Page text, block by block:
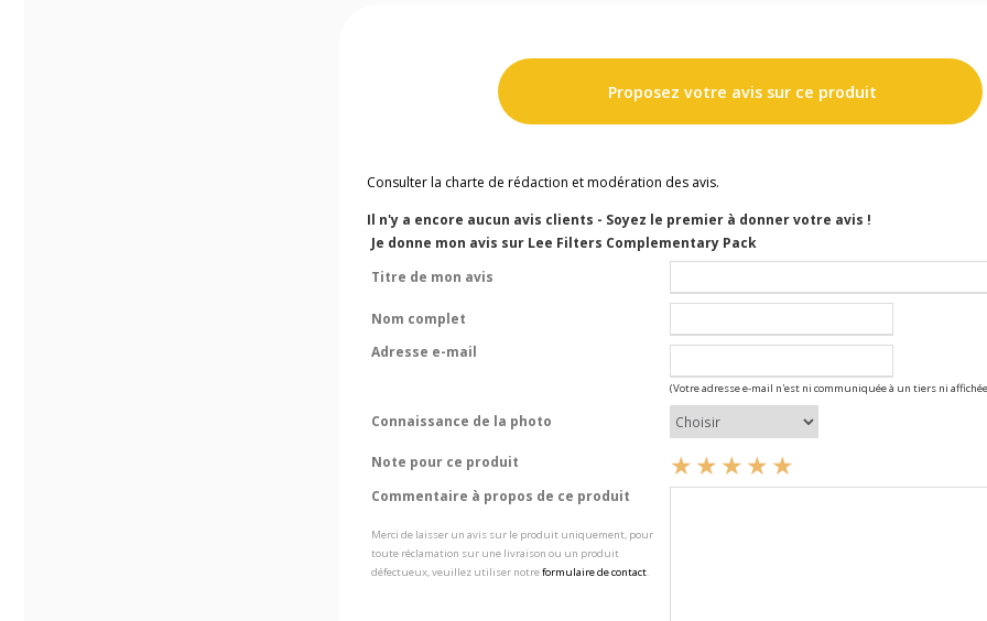
Proposez votre avis sur ce produit
Consulter la charte de rédaction et modération des avis.
Il n'y a encore aucun avis clients - Soyez le premier à donner votre avis !
Je donne mon avis sur Lee Filters Complementary Pack
Titre de mon avis
Nom complet
Adresse e-mail
(Votre adresse e-mail n'est ni communiquée à un tiers ni
Connaissance de la photo
Note pour ce produit
Commentaire à propos de ce produit
Merci de laisser un avis sur le produit uniquement, pour
toute réclamation sur une livraison ou un produit
défectueux, veuillez utiliser notreformulaire de contact.